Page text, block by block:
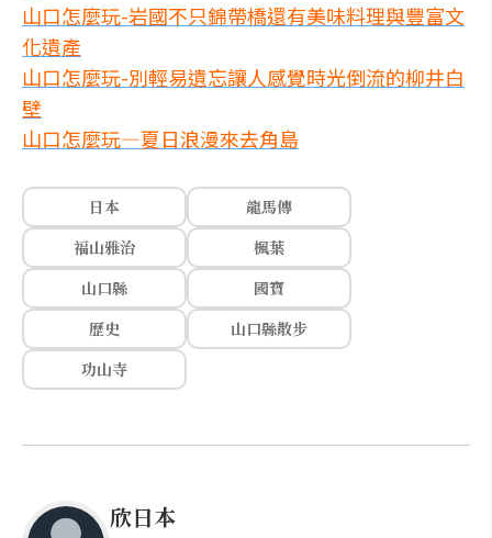
山口怎麼玩-岩國不只錦帶橋還有美味料理與豐富文
化遺產
山口怎麼玩-別輕易遺忘讓人感覺時光倒流的柳井白
壁
山口怎麼玩—夏日浪漫來去角島
日本
龍馬傳
福山雅治
楓葉
山口縣
國寶
歷史
山口縣散步
功山寺
欣日本